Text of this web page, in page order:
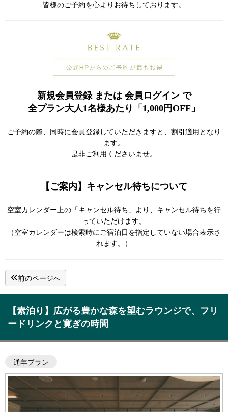
皆様のご予約を心よりお待ちしております。
新規会員登録 または 会員ログイン で
全プラン大人1名様あたり「1,000円OFF」
ご予約の際、同時に会員登録していただきますと、割引適用となり
ます。
是非ご利用くださいませ。
【ご案内】キャンセル待ちについて
空室カレンダー上の「キャンセル待ち」より、キャンセル待ちを行
っていただけます。
（空室カレンダーは検索時にご宿泊日を指定していない場合表示さ
れます。）
前のページへ
【素泊り】広がる豊かな森を望むラウンジで、フリ
ードリンクと寛ぎの時間
通年プラン